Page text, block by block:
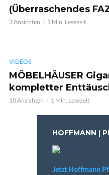
(Überraschendes
3 Ansichten 1 Min. Lesezeit
VIDEOS
MÖBELHÄUSER
kompletter
10 Ansichten 1 Min. Lesezeit
HOFFMANN |
Jetzt Hoffmann